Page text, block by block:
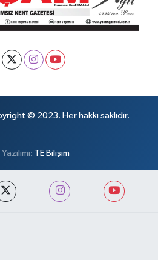
© 2023. Her hakkı saklıdır.
TE Bilişim